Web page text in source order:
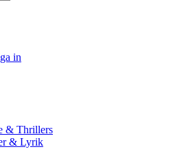
in
& Thrillers
& Lyrik